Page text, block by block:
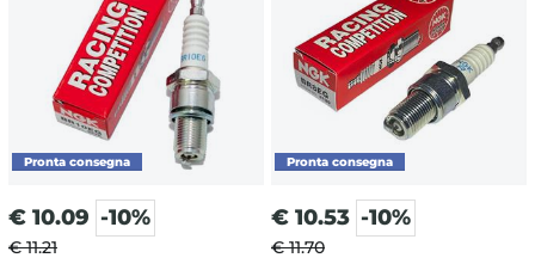
€ 10.09 -10%
€ 11.21
€ 10.53 -10%
€ 11.70